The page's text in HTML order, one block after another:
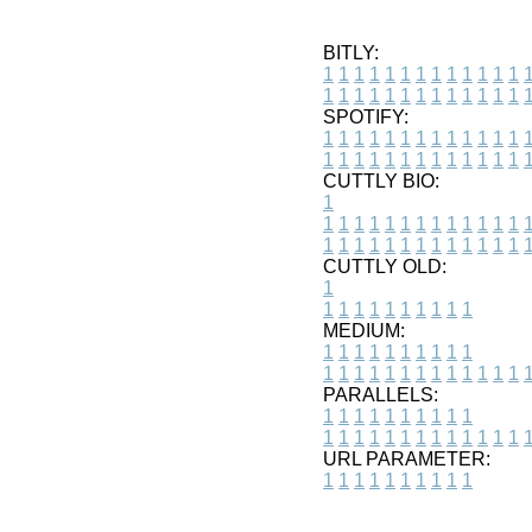
BITLY:
1 1 1 1 1 1 1 1 1 1 1 1 1 1
1 1 1 1 1 1 1 1 1 1 1 1 1 1
SPOTIFY:
1 1 1 1 1 1 1 1 1 1 1 1 1 1
1 1 1 1 1 1 1 1 1 1 1 1 1 1
CUTTLY BIO:
1
1 1 1 1 1 1 1 1 1 1 1 1 1 1
1 1 1 1 1 1 1 1 1 1 1 1 1 1
CUTTLY OLD:
1
1 1 1 1 1 1 1 1 1 1
MEDIUM:
1 1 1 1 1 1 1 1 1 1
1 1 1 1 1 1 1 1 1 1 1 1 1 1
PARALLELS:
1 1 1 1 1 1 1 1 1 1
1 1 1 1 1 1 1 1 1 1 1 1 1 1
URL PARAMETER:
1 1 1 1 1 1 1 1 1 1